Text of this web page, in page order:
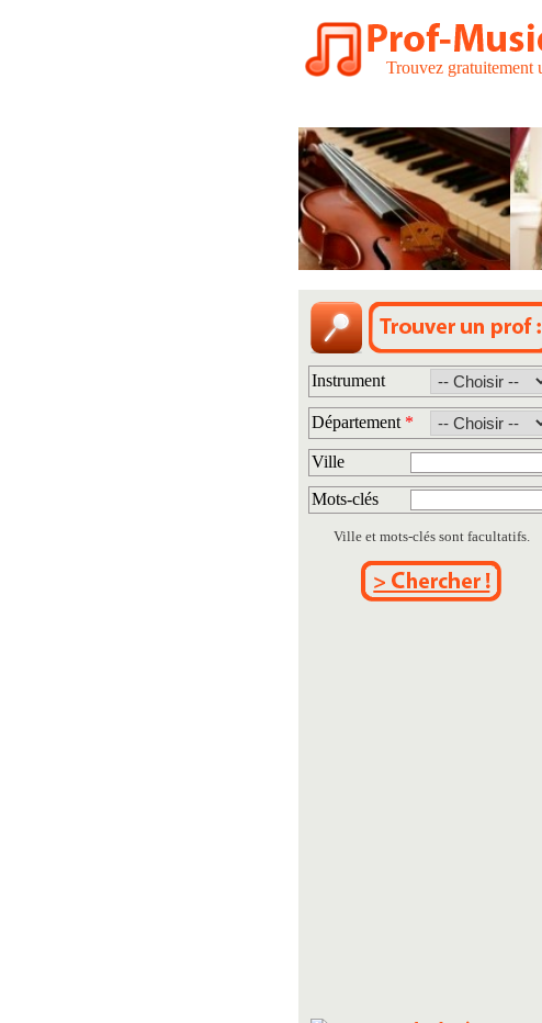
Trouvez gratuitement
Instrument
Département *
Ville
Mots-clés
Ville et mots-clés sont facultatifs.